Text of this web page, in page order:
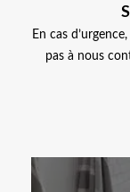
En cas
pas à nous